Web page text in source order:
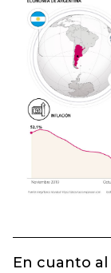
En cuanto